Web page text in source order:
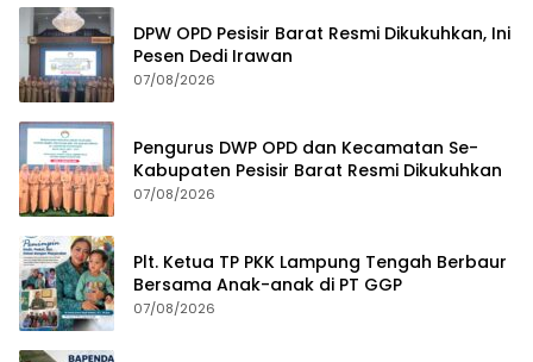
DPW OPD Pesisir Barat Resmi Dikukuhkan, Ini
Pesen Dedi Irawan
07/08/2026
Pengurus DWP OPD dan Kecamatan Se-
Kabupaten Pesisir Barat Resmi Dikukuhkan
07/08/2026
Plt. Ketua TP PKK Lampung Tengah Berbaur
Bersama Anak-anak di PT GGP
07/08/2026